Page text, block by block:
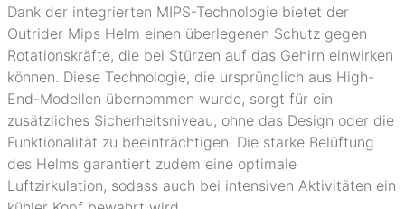
Dank der integrierten MIPS-Technologie bietet der
Outrider Mips Helm einen überlegenen Schutz gegen
Rotationskräfte, die bei Stürzen auf das Gehirn einwirken
können. Diese Technologie, die ursprünglich aus High-
End-Modellen übernommen wurde, sorgt für ein
zusätzliches Sicherheitsniveau, ohne das Design oder die
Funktionalität zu beeinträchtigen. Die starke Belüftung
des Helms garantiert zudem eine optimale
Luftzirkulation, sodass auch bei intensiven Aktivitäten ein